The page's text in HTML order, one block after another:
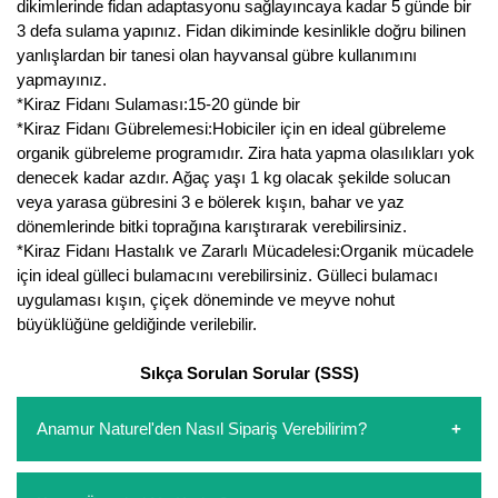
dikimlerinde fidan adaptasyonu sağlayıncaya kadar 5 günde bir
3 defa sulama yapınız. Fidan dikiminde kesinlikle doğru bilinen
yanlışlardan bir tanesi olan hayvansal gübre kullanımını
yapmayınız.
*Kiraz Fidanı Sulaması:15-20 günde bir
*Kiraz Fidanı Gübrelemesi:Hobiciler için en ideal gübreleme
organik gübreleme programıdır. Zira hata yapma olasılıkları yok
denecek kadar azdır. Ağaç yaşı 1 kg olacak şekilde solucan
veya yarasa gübresini 3 e bölerek kışın, bahar ve yaz
dönemlerinde bitki toprağına karıştırarak verebilirsiniz.
*Kiraz Fidanı Hastalık ve Zararlı Mücadelesi:Organik mücadele
için ideal gülleci bulamacını verebilirsiniz. Gülleci bulamacı
uygulaması kışın, çiçek döneminde ve meyve nohut
büyüklüğüne geldiğinde verilebilir.
Sıkça Sorulan Sorular (SSS)
Anamur Naturel'den Nasıl Sipariş Verebilirim?